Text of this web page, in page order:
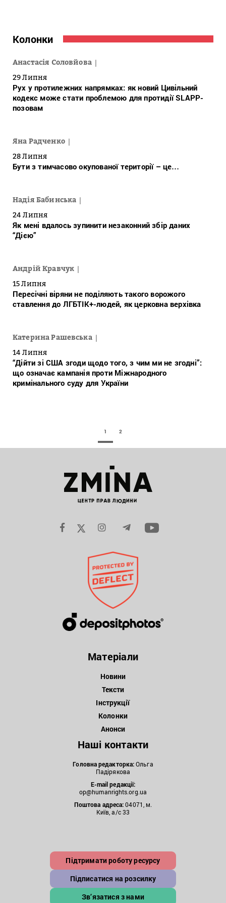
Колонки
Анастасія Соловйова
29 Липня
Рух у протилежних напрямках: як новий Цивільний
кодекс може стати проблемою для протидії SLAPP-
позовам
Яна Радченко
28 Липня
Бути з тимчасово окупованої території – це…
Надія Бабинська
24 Липня
Як мені вдалось зупинити незаконний збір даних
“Дією”
Андрій Кравчук
15 Липня
Пересічні віряни не поділяють такого ворожого
ставлення до ЛГБТІК+-людей, як церковна верхівка
Катерина Рашевська
14 Липня
“Дійти зі США згоди щодо того, з чим ми не згодні”:
що означає кампанія проти Міжнародного
кримінального суду для України
1 2
Матеріали
Новини
Тексти
Інструкції
Колонки
Анонси
Наші контакти
Головна редакторка:Ольга
Падірякова
E-mail редакції:
op@humanrights.org.ua
Поштова адреса:04071, м.
Київ, а/с 33
Підтримати роботу ресурсу
Підписатися на розсилку
Зв’язатися з нами